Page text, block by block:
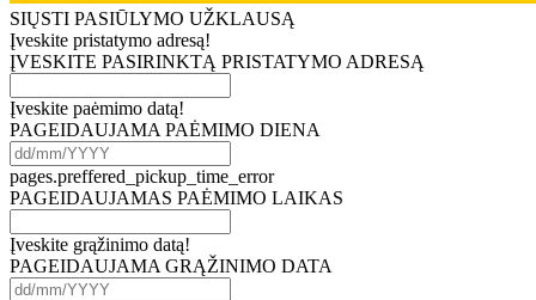
SIŲSTI PASIŪLYMO UŽKLAUSĄ
Įveskite pristatymo adresą!
ĮVESKITE PASIRINKTĄ PRISTATYMO ADRESĄ
Įveskite paėmimo datą!
PAGEIDAUJAMA PAĖMIMO DIENA
pages.preffered_pickup_time_error
PAGEIDAUJAMAS PAĖMIMO LAIKAS
Įveskite grąžinimo datą!
PAGEIDAUJAMA GRĄŽINIMO DATA